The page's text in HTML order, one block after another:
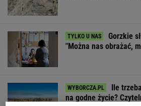
Gorzkie
"Można nas obrażać,
Ile
na godne życie?